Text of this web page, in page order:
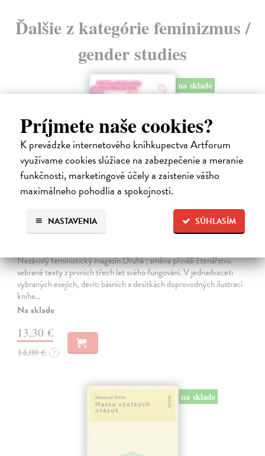
Príjmete naše cookies?
K prevádzke internetového kníhkupectva Artforum
využívame cookies slúžiace na zabezpečenie a meranie
funkčnosti, marketingové účely a zaistenie vášho
maximálneho pohodlia a spokojnosti.
SÚHLASÍM
NASTAVENIA
Ďalšie z kategórie feminizmus /
gender studies
na sklade
Přišel čas na Druhou: směnu
Nezávislý feministický magazín Druhá : směna přináší čtenářstvu
sebrané texty z prvních třech let svého fungování. V jednadvaceti
vybraných esejích, devíti básních a desítkách doprovodných ilustrací
kniha…
Na sklade
13,30 €
14,00 € ?
na sklade